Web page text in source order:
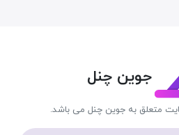
جوین چنل
متعلق به جوین چنل می باشد.